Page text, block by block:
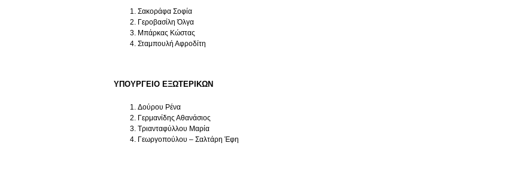
Σακοράφα Σοφία
Γεροβασίλη Όλγα
Μπάρκας Κώστας
Σταμπουλή Αφροδίτη
ΥΠΟΥΡΓΕΙΟ ΕΞΩΤΕΡΙΚΩΝ
Δούρου Ρένα
Γερμανίδης Αθανάσιος
Τριανταφύλλου Μαρία
Γεωργοπούλου – Σαλτάρη Έφη